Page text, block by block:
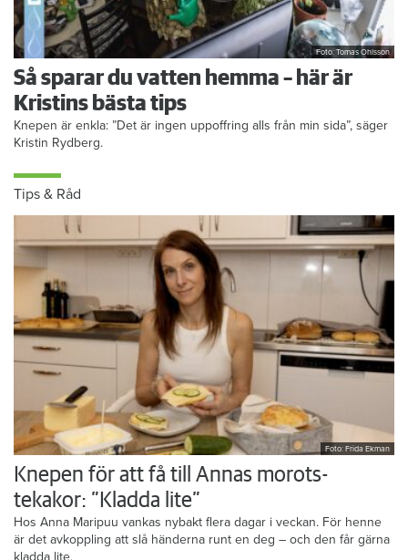
Foto: Tomas Ohlsson
Så sparar du vatten hemma – här är
Kristins bästa tips
Knepen är enkla: ”Det är ingen uppoffring alls från min sida”, säger
Kristin Rydberg.
Tips & Råd
Foto: Frida Ekman
Knepen för att få till Annas morots-
tekakor: ”Kladda lite”
Hos Anna Maripuu vankas nybakt flera dagar i veckan. För henne
är det avkoppling att slå händerna runt en deg – och den får gärna